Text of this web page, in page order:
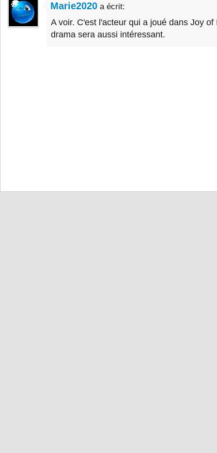
Marie2020 a écrit:
A voir. C'est l'acteur qui a joué dans Joy
drama sera aussi intéressant.